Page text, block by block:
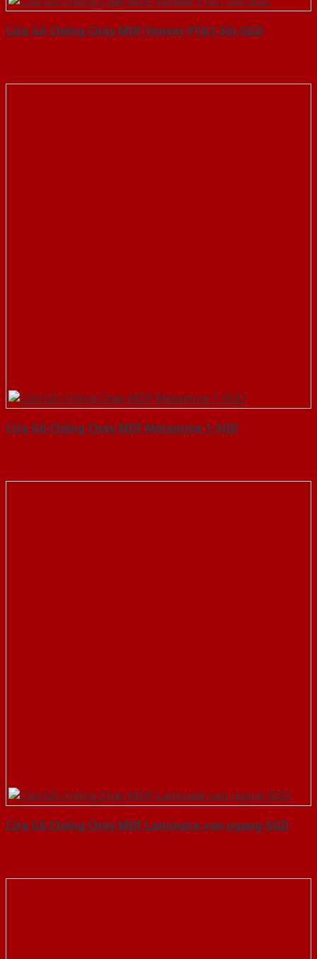
Cửa Gỗ Chống Cháy MDF Veneer P1G1 Sồi-SGD
Cửa Gỗ Chống Cháy MDF Melamine 1-SGD
Cửa Gỗ Chống Cháy MDF Laminate van ngang-SGD